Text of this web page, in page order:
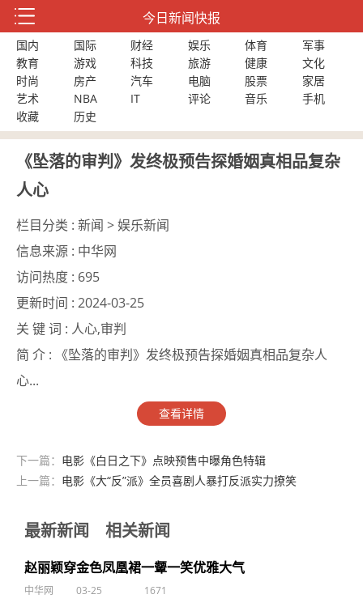
今日新闻快报
国内 国际 财经 娱乐 体育
军事
教育
游戏 科技 旅游 健康
文化
时尚
房产 汽车 电脑 股票
家居
艺术
NBA IT 评论 音乐
手机
收藏
历史
《坠落的审判》发终极预告探婚姻真相品复杂
人心
栏目分类 : 新闻 > 娱乐新闻
信息来源 : 中华网
访问热度 : 695
更新时间 : 2024-03-25
关 键 词 : 人心,审判
简 介 : 《坠落的审判》发终极预告探婚姻真相品复杂人
心...
查看详情
下一篇： 电影《白日之下》点映预售中曝角色特辑
上一篇： 电影《大“反”派》全员喜剧人暴打反派实力撩笑
最新新闻 相关新闻
赵丽颖穿金色凤凰裙一颦一笑优雅大气
中华网 03-25 1671